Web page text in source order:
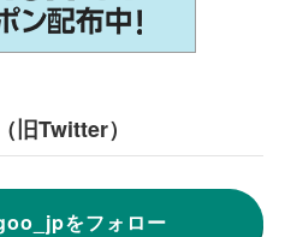
旧Twitter）
をフォロー